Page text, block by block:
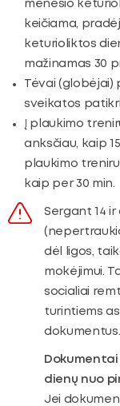
mėnesio
keičiama,
keturioliktos
mažinamas 30
Tėvai (globėjai)
sveikatos
Į plaukimo
anksčiau, kaip
plaukimo
kaip per 30 min.
Sergant 14
dėl ligos,
mokėjimui.
socialiai
turintiems
dokumentus.
dienų nuo
Jei